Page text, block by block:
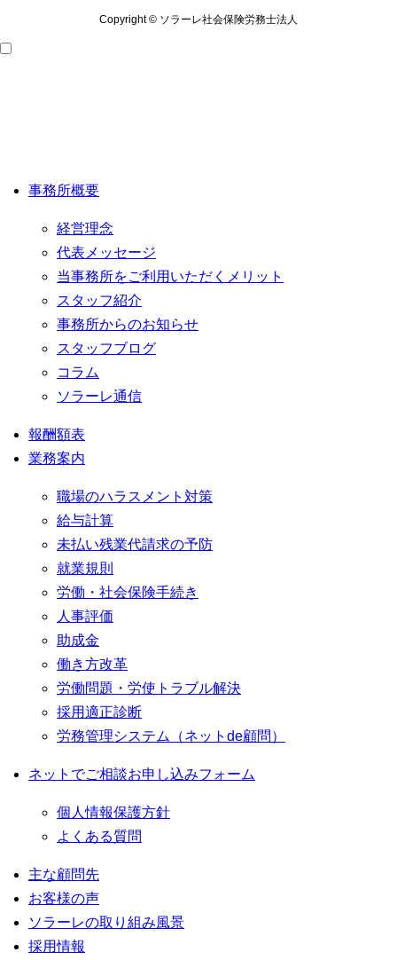
Copyright © ソラーレ社会保険労務士法人
事務所概要
経営理念
代表メッセージ
当事務所をご利用いただくメリット
スタッフ紹介
事務所からのお知らせ
スタッフブログ
コラム
ソラーレ通信
報酬額表
業務案内
職場のハラスメント対策
給与計算
未払い残業代請求の予防
就業規則
労働・社会保険手続き
人事評価
助成金
働き方改革
労働問題・労使トラブル解決
採用適正診断
労務管理システム（ネットde顧問）
ネットでご相談お申し込みフォーム
個人情報保護方針
よくある質問
主な顧問先
お客様の声
ソラーレの取り組み風景
採用情報